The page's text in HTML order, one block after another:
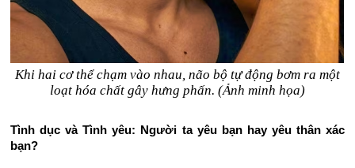
Khi hai cơ thể chạm vào nhau, não bộ tự động bơm ra một
loạt hóa chất gây hưng phấn. (Ảnh minh họa)
Tình dục và Tình yêu: Người ta yêu bạn hay yêu thân xác
bạn?